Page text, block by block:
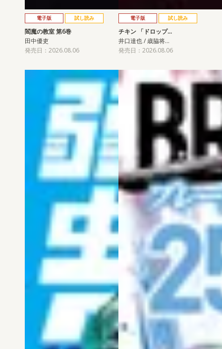
電子版 試し読み
閻魔の教室 第6巻
田中優吏
発売日：2026.08.06
電子版 試し読み
チキン 「ドロップ…
井口達也 / 歳脇将…
発売日：2026.08.06